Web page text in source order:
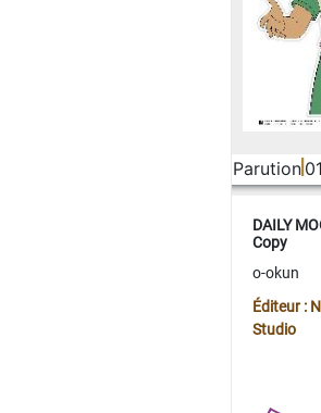
Parution
DAILY
Copy
o-okun
Éditeur :
Studio